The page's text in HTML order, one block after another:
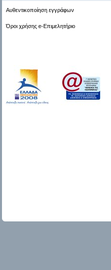
Αυθεντικοποίηση εγγράφων
Όροι χρήσης e-Επιμελητήριο